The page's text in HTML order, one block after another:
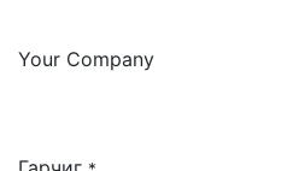
Your Company